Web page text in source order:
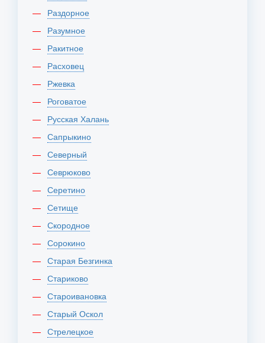
Раздорное
Разумное
Ракитное
Расховец
Ржевка
Роговатое
Русская Халань
Сапрыкино
Северный
Севрюково
Серетино
Сетище
Скородное
Сорокино
Старая Безгинка
Стариково
Староивановка
Старый Оскол
Стрелецкое